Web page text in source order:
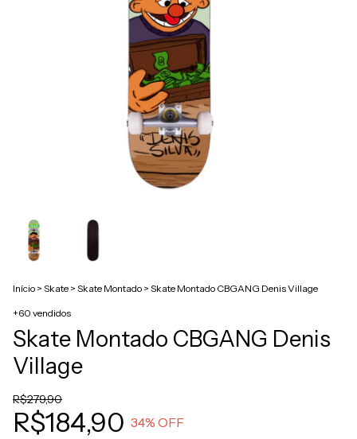
Início > Skate > Skate Montado > Skate Montado CBGANG Denis Village
+60 vendidos
Skate Montado CBGANG Denis
Village
R$279,90
R$184,90 34% OFF